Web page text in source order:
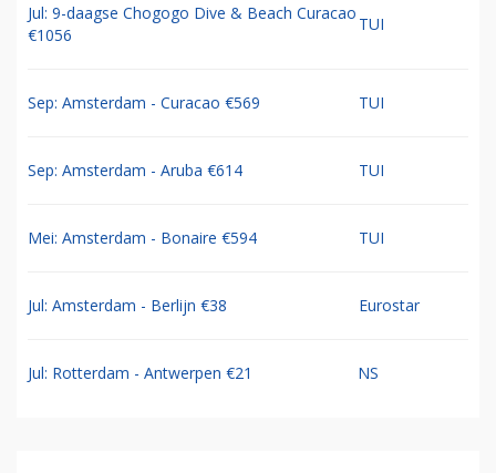
Jul: 9-daagse Chogogo Dive & Beach Curacao
€1056
TUI
Sep: Amsterdam - Curacao €569 TUI
Sep: Amsterdam - Aruba €614 TUI
Mei: Amsterdam - Bonaire €594 TUI
Jul: Amsterdam - Berlijn €38 Eurostar
Jul: Rotterdam - Antwerpen €21 NS